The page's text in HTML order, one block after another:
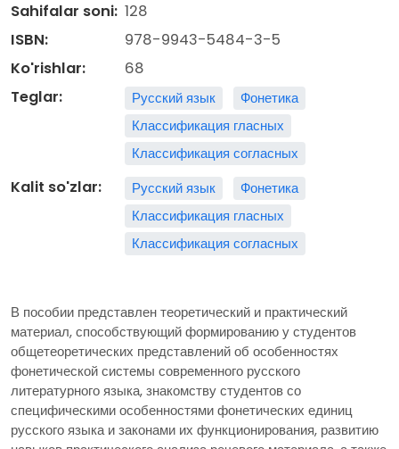
Sahifalar soni: 128
ISBN:
978-9943-5484-3-5
Ko'rishlar:
68
Teglar:
Русский язык
Фонетика
Классификация гласных
Классификация согласных
Kalit so'zlar: Русский язык
Фонетика
Классификация гласных
Классификация согласных
В пособии представлен теоретический и практический
материал, способствующий формированию у студентов
общетеоретических представлений об особенностях
фонетической системы современного русского
литературного языка, знакомству студентов со
специфическими особенностями фонетических единиц
русского языка и законами их функционирования, развитию